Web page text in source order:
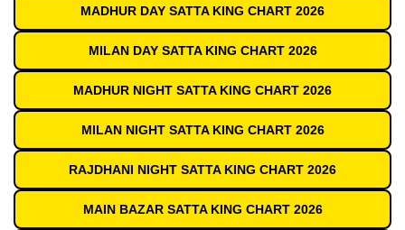
MADHUR DAY SATTA KING CHART 2026
MILAN DAY SATTA KING CHART 2026
MADHUR NIGHT SATTA KING CHART 2026
MILAN NIGHT SATTA KING CHART 2026
RAJDHANI NIGHT SATTA KING CHART 2026
MAIN BAZAR SATTA KING CHART 2026